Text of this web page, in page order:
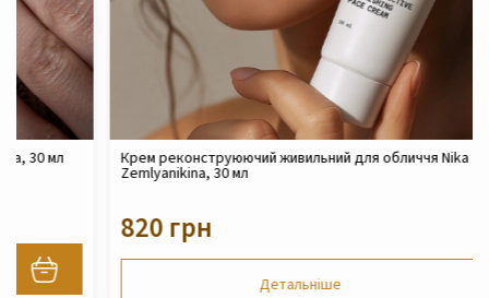
Крем реконструюючий живильний для обличчя Nika
Zemlyanikina, 30 мл